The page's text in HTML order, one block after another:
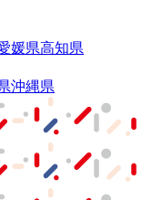
媛県高知県
沖縄県